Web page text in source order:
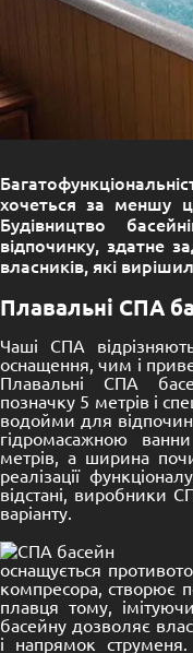
хочеться за меншу
Будівництво
відпочинку, здатне
власників, які
Плавальні СПА
Чаші СПА
оснащення, чим і
Плавальні СПА
позначку 5 метрів і
водойми для
гідромасажною
метрів, а ширина
реалізації
відстані, виробники
варіанту.
оснащується
компресора, створює
плавця тому,
басейну дозволяє
і напрямок